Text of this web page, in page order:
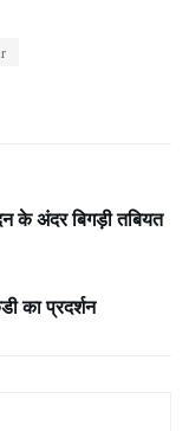
के अंदर बिगड़ी तबियत
का प्रदर्शन